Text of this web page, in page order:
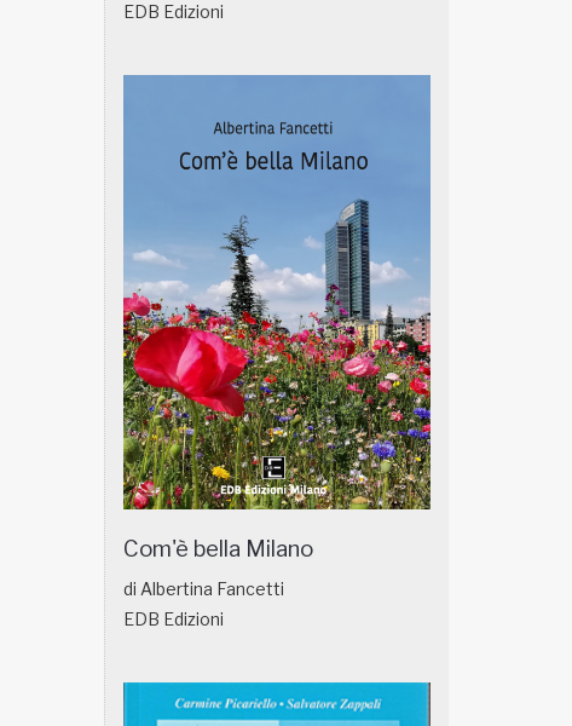
EDB Edizioni
Com'è bella Milano
di Albertina Fancetti
EDB Edizioni